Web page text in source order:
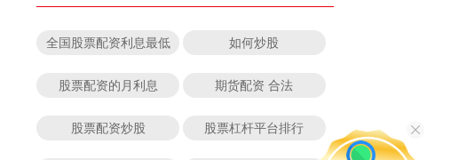
全国股票配资利息最低 如何炒股
股票配资的月利息 期货配资 合法
股票配资炒股 股票杠杆平台排行